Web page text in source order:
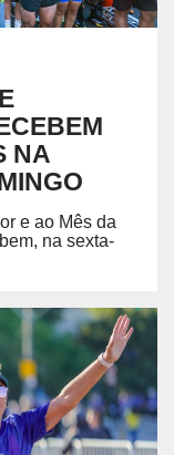
NA
e ao Mês da
na sexta-